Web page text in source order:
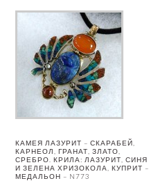
КАМЕЯ ЛАЗУРИТ – СКАРАБЕЙ,
КАРНЕОЛ, ГРАНАТ, ЗЛАТО,
СРЕБРО. КРИЛА: ЛАЗУРИТ, СИНЯ
И ЗЕЛЕНА ХРИЗОКОЛА, КУПРИТ –
МЕДАЛЬОН – N773